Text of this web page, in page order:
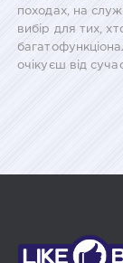
походах, на
вибір для тих,
очікуєш від